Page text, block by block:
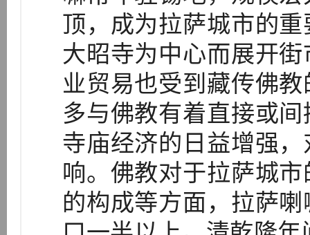
顶，成为拉萨城市的
大昭寺为中心而展开
业贸易也受到藏传佛
多与佛教有着直接或
寺庙经济的日益增强
响。佛教对于拉萨城
的构成等方面，拉萨